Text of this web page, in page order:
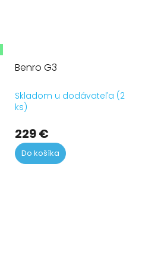
Priemerné
hodnotenie
produktu
Benro G3
Skladom u dodávateľa (2
ks)
229 €
Do košíka